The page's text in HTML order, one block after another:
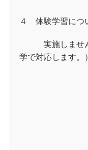
４ 体験学習につ
実施しません
学で対応します。）